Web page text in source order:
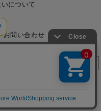
絞り込み
について
お問い合わせ
TRADING CO.,LTD. All Rights